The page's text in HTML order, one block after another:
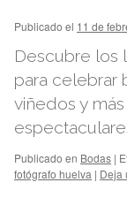
Publicado el 11 de
Descubre los
para celebrar
viñedos y
Publicado en Bodas |
fotógrafo huelva | Deja